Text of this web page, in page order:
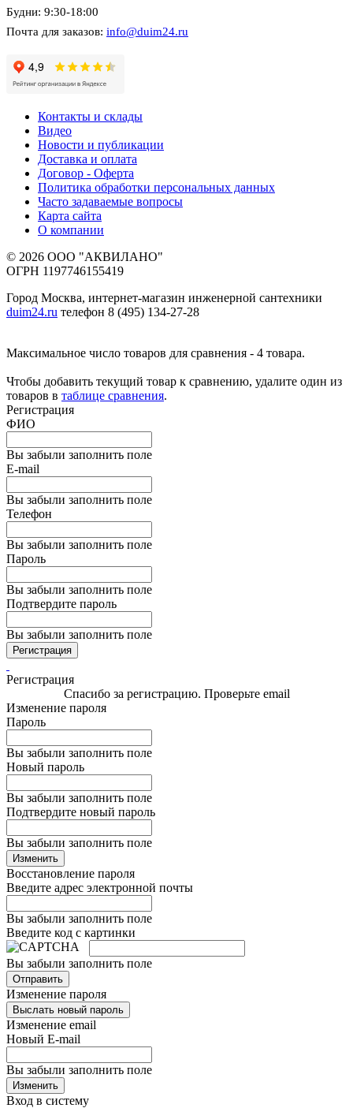
Будни: 9:30-18:00
Почта для заказов: info@duim24.ru
Контакты и склады
Видео
Новости и публикации
Доставка и оплата
Договор - Оферта
Политика обработки персональных данных
Часто задаваемые вопросы
Карта сайта
О компании
© 2026 ООО "АКВИЛАНО"
ОГРН 1197746155419
Город Москва, интернет-магазин инженерной сантехники
duim24.ru телефон 8 (495) 134-27-28
Максимальное число товаров для сравнения - 4 товара.
Чтобы добавить текущий товар к сравнению, удалите один из
товаров в таблице сравнения.
Регистрация
ФИО
Вы забыли заполнить поле
E-mail
Вы забыли заполнить поле
Телефон
Вы забыли заполнить поле
Пароль
Вы забыли заполнить поле
Подтвердите пароль
Вы забыли заполнить поле
Регистрация
Регистрация
Спасибо за регистрацию. Проверьте email
Изменение пароля
Пароль
Вы забыли заполнить поле
Новый пароль
Вы забыли заполнить поле
Подтвердите новый пароль
Вы забыли заполнить поле
Изменить
Восстановление пароля
Введите адрес электронной почты
Вы забыли заполнить поле
Введите код с картинки
Вы забыли заполнить поле
Отправить
Изменение пароля
Выслать новый пароль
Изменение email
Новый E-mail
Вы забыли заполнить поле
Изменить
Вход в систему